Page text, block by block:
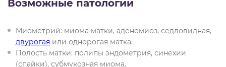
Возможные патологии
Миометрий: миома матки, аденомиоз, седловидная,
двурогая или однорогая матка.
Полость матки: полипы эндометрия, синехии
(спайки), субмукозная миома.